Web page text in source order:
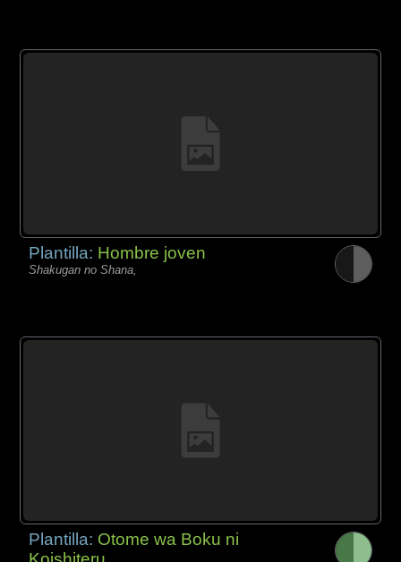
Plantilla: Hombre joven
Shakugan no Shana,
Plantilla: Otome wa Boku ni